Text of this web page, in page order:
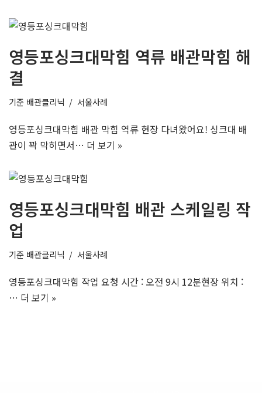
영등포싱크대막힘 역류 배관막힘 해
결
기준 배관클리닉 서울사례
영등포싱크대막힘 배관 막힘 역류 현장 다녀왔어요! 싱크대 배
관이 꽉 막히면서… 더 보기 »
영등포싱크대막힘 배관 스케일링 작
업
기준 배관클리닉 서울사례
영등포싱크대막힘 작업 요청 시간 : 오전 9시 12분현장 위치 :
… 더 보기 »